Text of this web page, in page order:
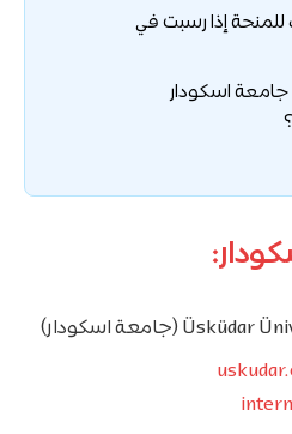
للمنحة إذا رسبت في
اسكودار